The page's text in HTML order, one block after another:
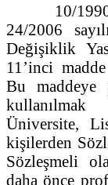
10/1990
24/2006
Değişiklik
11’inci
Bu maddeye
Üniversite,
kişilerden
Sözleşmeli
daha önce